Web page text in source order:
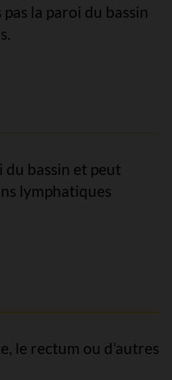
la paroi du bassin
du bassin et peut
lymphatiques
le rectum ou d’autres